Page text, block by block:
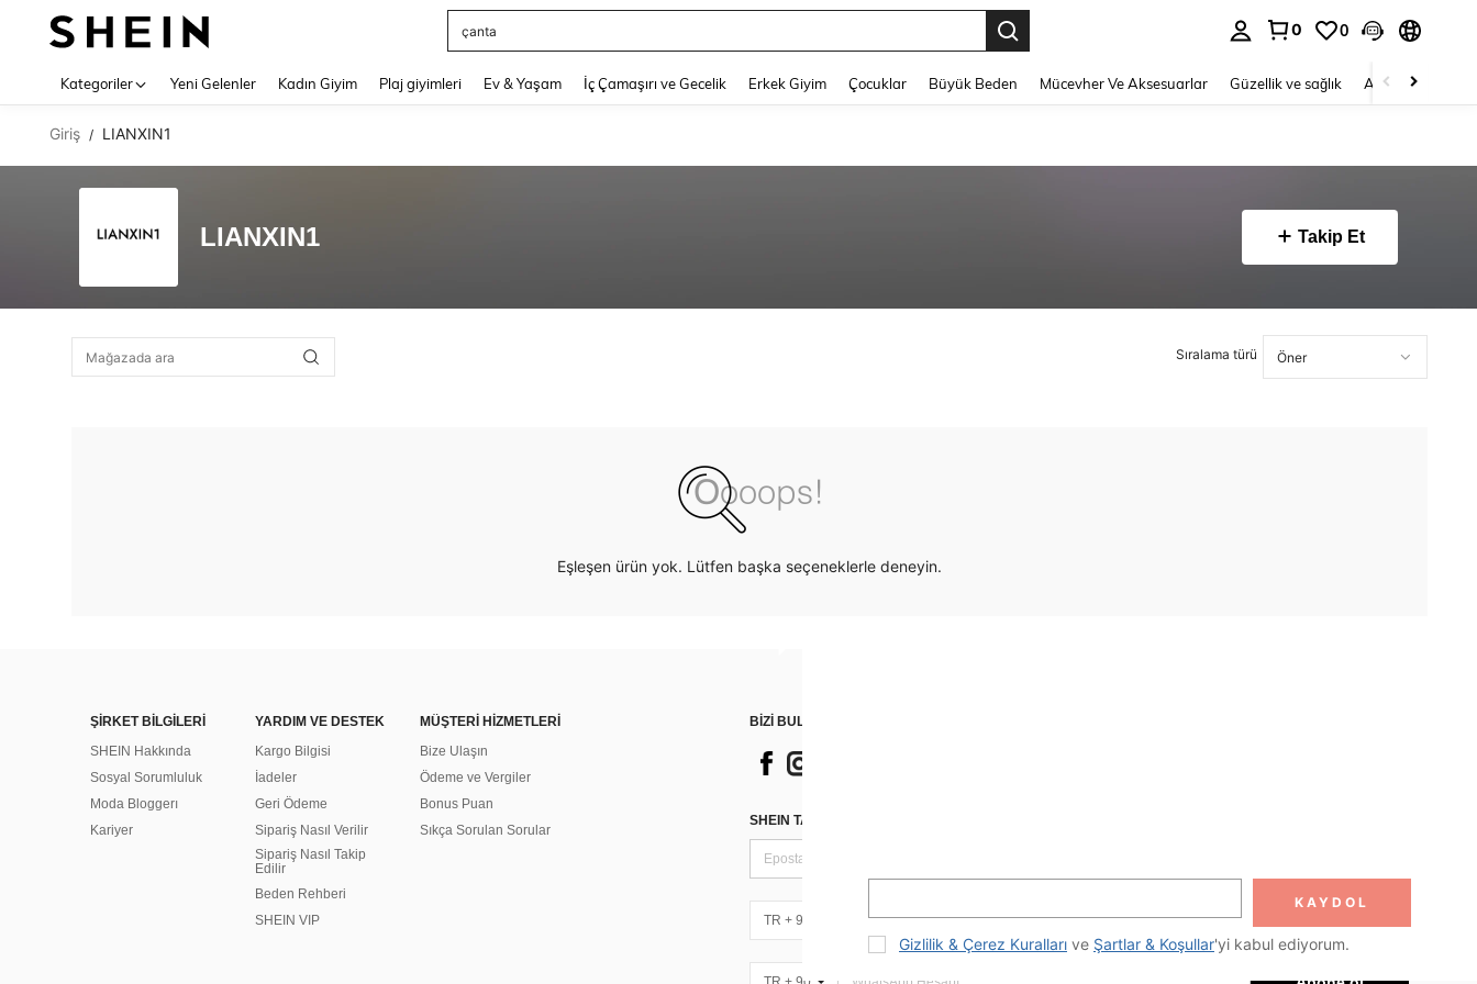
çanta
0 0
Kategoriler Yeni Gelenler Kadın Giyim Plaj giyimleri Ev & Yaşam İç Çamaşırı ve Gecelik Erkek Giyim Çocuklar Büyük Beden Mücevher Ve Aksesuarlar Güzellik ve sağlık Ayakkabı
Giriş / LIANXIN1
LIANXIN1 Takip Et
Sıralama türü
Eşleşen ürün yok. Lütfen başka seçeneklerle deneyin.
ŞİRKET BİLGİLERİ
SHEIN Hakkında
Sosyal Sorumluluk
Moda Bloggerı
Kariyer
YARDIM VE DESTEK
Kargo Bilgisi
İadeler
Geri Ödeme
Sipariş Nasıl Verilir
Sipariş Nasıl Takip
Edilir
Beden Rehberi
SHEIN VIP
MÜŞTERİ HİZMETLERİ
Bize Ulaşın
Ödeme ve Vergiler
Bonus Puan
Sıkça Sorulan Sorular
BİZİ BULUN
SHEIN TARZI HABERLER IÇIN KAYDOLUN
TR + 90
KAYDOL
Gizlilik & Çerez Kuralları ve Şartlar & Koşullar'yi kabul ediyorum.